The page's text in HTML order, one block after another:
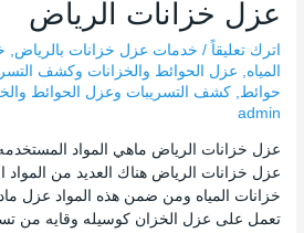
عزل خزانات الرياض
اترك تعليقاً / خدمات عزل خزانات بالرياض
المياه
عزل الحوائط والخزانات وكشف
حوائط ,كشف التسريبات وعزل الحوائط
admin
عزل خزانات الرياض ماهي المواد
عزل خزانات الرياض هناك العديد من
خزانات المياه ومن ضمن هذه المواد عزل
تعمل على عزل الخزان كوسيله وقايه من